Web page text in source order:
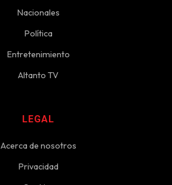
Nacionales
Política
Entretenimiento
Altanto TV
LEGAL
Acerca de nosotros
Privacidad